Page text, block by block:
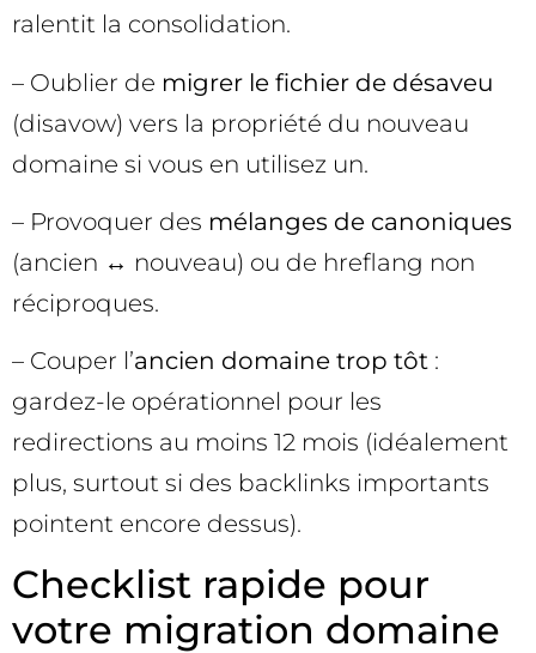
ralentit la consolidation.
– Oublier de migrer le fichier de désaveu
(disavow) vers la propriété du nouveau
domaine si vous en utilisez un.
– Provoquer des mélanges de canoniques
(ancien ↔ nouveau) ou de hreflang non
réciproques.
– Couper l’ancien domaine trop tôt :
gardez-le opérationnel pour les
redirections au moins 12 mois (idéalement
plus, surtout si des backlinks importants
pointent encore dessus).
Checklist rapide pour
votre migration domaine